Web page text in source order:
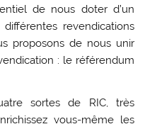
de nous doter d’un
revendications
proposons de nous unir
: le référendum
sortes de RIC, très
vous-même les